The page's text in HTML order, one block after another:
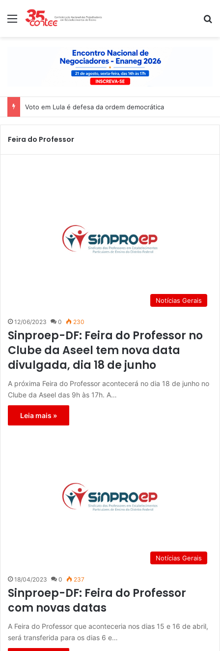
Menu
Voto em Lula é defesa da ordem democrática
Feira do Professor
Notícias Gerais
12/06/2023 0 230
Sinproep-DF: Feira do Professor no
Clube da Aseel tem nova data
divulgada, dia 18 de junho
A próxima Feira do Professor acontecerá no dia 18 de junho no
Clube da Aseel das 9h às 17h. A…
Leia mais »
Notícias Gerais
18/04/2023 0 237
Sinproep-DF: Feira do Professor
com novas datas
A Feira do Professor que aconteceria nos dias 15 e 16 de abril,
será transferida para os dias 6 e…